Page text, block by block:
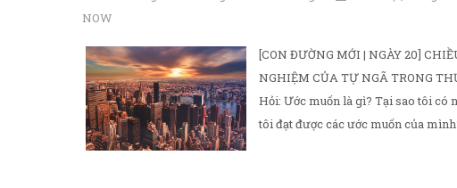
NOW
[CON ĐƯỜNG MỚI | NGÀY 20]
NGHIỆM CỦA TỰ NGÃ TRONG
Hỏi: Ước muốn là gì? Tại sao tôi
tôi đạt được các ước muốn của